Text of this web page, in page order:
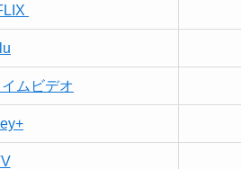
ムビデオ